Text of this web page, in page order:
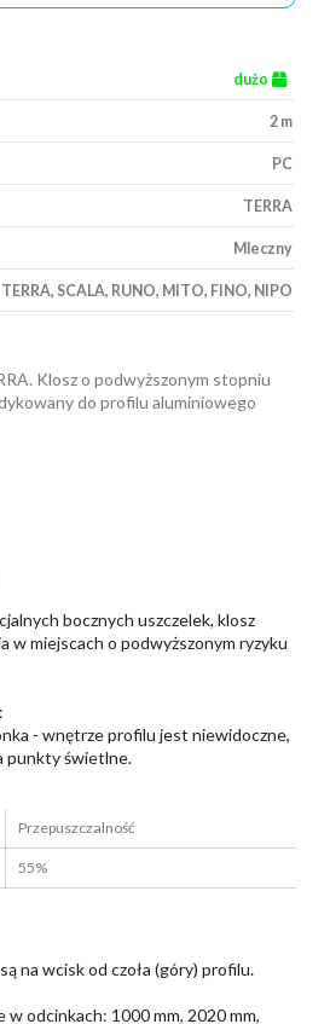
dużo
2 m
PC
TERRA
Mleczny
TERRA, SCALA, RUNO, MITO, FINO, NIPO
Klosz o podwyższonym stopniu
do profilu aluminiowego
bocznych uszczelek, klosz
w miejscach o podwyższonym ryzyku
- wnętrze profilu jest niewidoczne,
punkty świetlne.
Przepuszczalność
55%
na wcisk od czoła (góry) profilu.
w odcinkach: 1000 mm, 2020 mm,